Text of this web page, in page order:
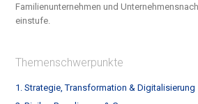
Familienunternehmen und
einstufe.
Themenschwerpunkte
1. Strategie, Transformation & Digitalisierung